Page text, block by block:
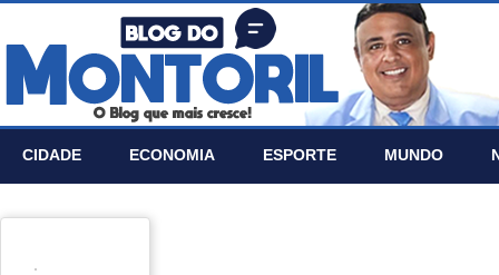
CIDADE ECONOMIA ESPORTE MUNDO